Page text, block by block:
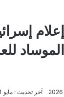
آخر تحديث : مايو 31, 2026